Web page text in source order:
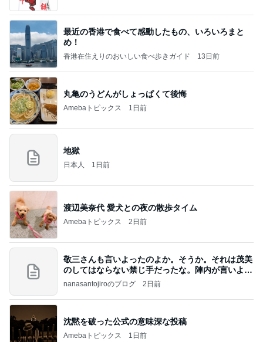
最近の香港で食べて感動したもの、いろいろまと
め！
香港在住えりのおいしい食べ歩きガイド 13日前
丸亀のうどんがしょっぱくて後悔
Amebaトピックス 1日前
地獄
日本人 1日前
渡辺美奈代 愛犬との夜の散歩タイム
Amebaトピックス 2日前
敬三さんも言いよったのよか。そうか。それは茂美
のしてはならない禁じ手だったな。陣内が言いよる
のよ
nanasantojiroのブログ 2日前
沈黙を破った公式の意味深な投稿
Amebaトピックス 1日前